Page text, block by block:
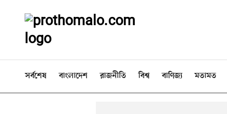
সর্বশেষ বাংলাদেশ রাজনীতি বিশ্ব বাণিজ্য মতামত